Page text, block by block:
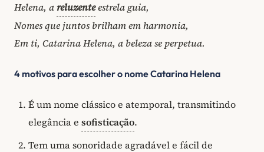
Helena, a reluzenteestrela guia,
Nomes que juntos brilham em harmonia,
Em ti, Catarina Helena, a beleza se perpetua.
4 motivos para escolher o nome Catarina Helena
É um nome clássico e atemporal, transmitindo
elegância e sofisticação.
Tem uma sonoridade agradável e fácil de